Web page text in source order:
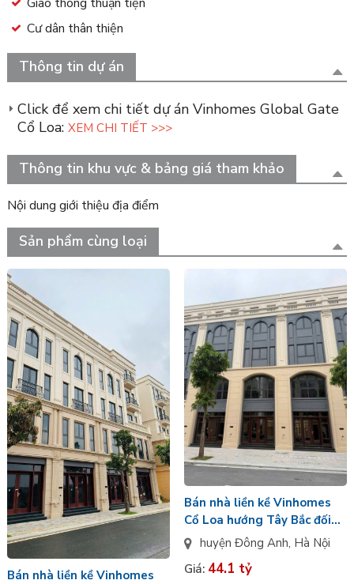
Cư dân thân thiện
Thông tin dự án
Click để xem chi tiết dự án Vinhomes Global Gate
Cổ Loa: XEM CHI TIẾT >>>
Thông tin khu vực & bảng giá tham khảo
Nội dung giới thiệu địa điểm
Sản phẩm cùng loại
Bán nhà liền kề Vinhomes
Bán nhà liền kề Vinhomes
Cổ Loa hướng Tây Bắc đối
diện chung cư phân khu Cát
huyện Đông Anh, Hà Nội
Giá: 44.1 tỷ